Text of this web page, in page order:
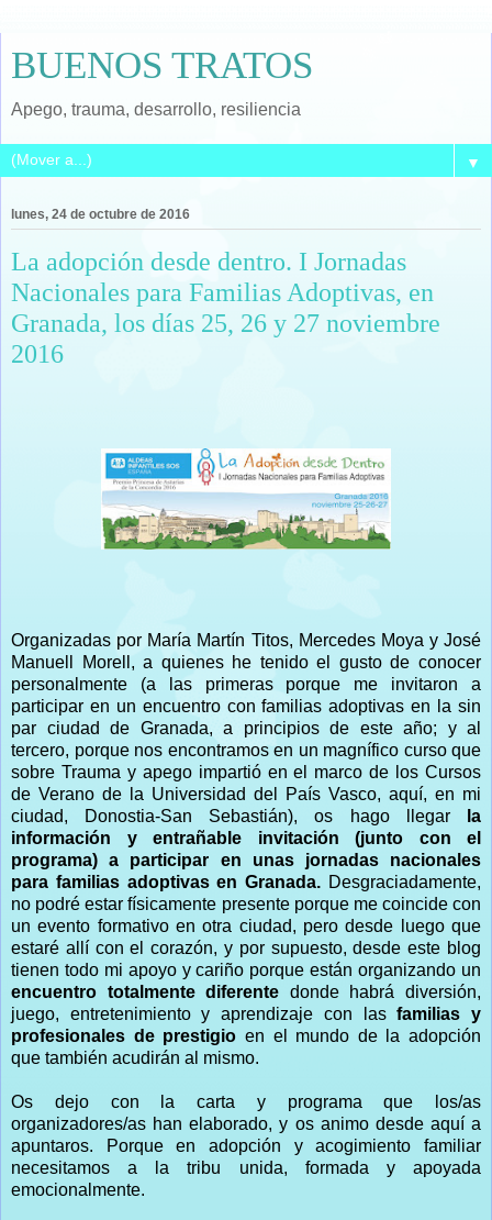
BUENOS TRATOS
Apego, trauma, desarrollo, resiliencia
▼
lunes, 24 de octubre de 2016
La adopción desde dentro. I Jornadas
Nacionales para Familias Adoptivas, en
Granada, los días 25, 26 y 27 noviembre
2016
Organizadas por María Martín Titos, Mercedes Moya y José
Manuell Morell, a quienes he tenido el gusto de conocer
personalmente (a las primeras porque me invitaron a
participar en un encuentro con familias adoptivas en la sin
par ciudad de Granada, a principios de este año; y al
tercero, porque nos encontramos en un magnífico curso que
sobre Trauma y apego impartió en el marco de los Cursos
de Verano de la Universidad del País Vasco, aquí, en mi
ciudad, Donostia-San Sebastián), os hago llegar
la
información y entrañable invitación (junto con el
programa) a participar en unas jornadas nacionales
para familias adoptivas en Granada. Desgraciadamente,
no podré estar físicamente presente porque me coincide con
un evento formativo en otra ciudad, pero desde luego que
estaré allí con el corazón, y por supuesto, desde este blog
tienen todo mi apoyo y cariño porque están organizando un
encuentro totalmente diferente donde habrá diversión,
juego, entretenimiento y aprendizaje con lasfamilias y
profesionales de prestigio en el mundo de la adopción
que también acudirán al mismo.
Os dejo con la carta y programa que los/as
organizadores/as han elaborado, y os animo desde aquí a
apuntaros. Porque en adopción y acogimiento familiar
necesitamos a la tribu unida, formada y apoyada
emocionalmente.